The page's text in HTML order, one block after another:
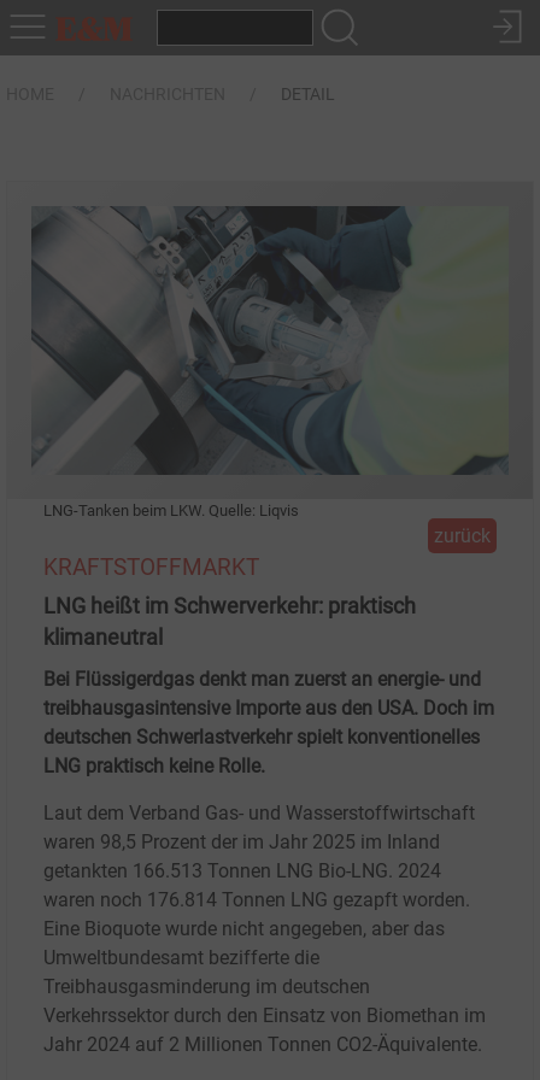
DETAIL
LNG-Tanken beim LKW. Quelle: Liqvis
zurück
KRAFTSTOFFMARKT
LNG heißt im Schwerverkehr: praktisch
klimaneutral
Bei Flüssigerdgas denkt man zuerst an energie- und
treibhausgasintensive Importe aus den USA. Doch im
deutschen Schwerlastverkehr spielt konventionelles
LNG praktisch keine Rolle.
Laut dem Verband Gas- und Wasserstoffwirtschaft
waren 98,5 Prozent der im Jahr 2025 im Inland
getankten 166.513 Tonnen LNG Bio-LNG. 2024
waren noch 176.814 Tonnen LNG gezapft worden.
Eine Bioquote wurde nicht angegeben, aber das
Umweltbundesamt bezifferte die
Treibhausgasminderung im deutschen
Verkehrssektor durch den Einsatz von Biomethan im
Jahr 2024 auf 2 Millionen Tonnen CO2-Äquivalente.